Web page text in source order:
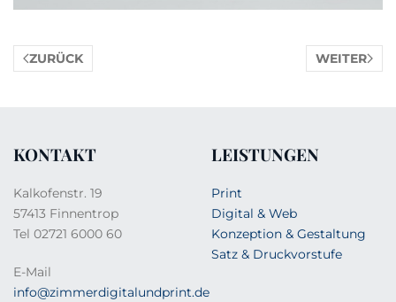
ZURÜCK WEITER
KONTAKT
Kalkofenstr. 19
57413 Finnentrop
Tel 02721 6000 60
E-Mail
info@zimmerdigitalundprint.de
LEISTUNGEN
Print
Digital & Web
Konzeption & Gestaltung
Satz & Druckvorstufe